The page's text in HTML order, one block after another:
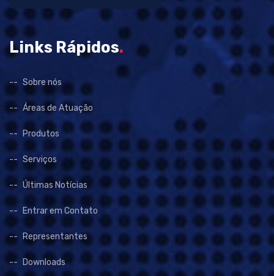
Links Rápidos.
Sobre nós
Áreas de Atuação
Produtos
Serviços
Últimas Notícias
Entrar em Contato
Representantes
Downloads